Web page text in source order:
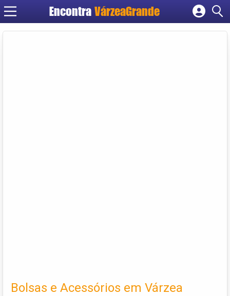
Encontra VárzeaGrande
Cadastrar empresa
Bolsas e Acessórios em Várzea